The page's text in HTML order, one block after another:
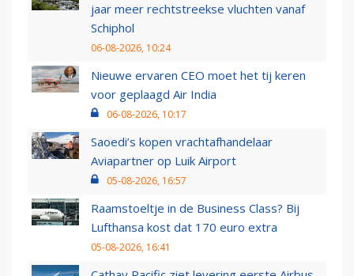
jaar meer rechtstreekse vluchten vanaf
Schiphol
06-08-2026, 10:24
Nieuwe ervaren CEO moet het tij keren
voor geplaagd Air India
06-08-2026, 10:17
Saoedi’s kopen vrachtafhandelaar
Aviapartner op Luik Airport
05-08-2026, 16:57
Raamstoeltje in de Business Class? Bij
Lufthansa kost dat 170 euro extra
05-08-2026, 16:41